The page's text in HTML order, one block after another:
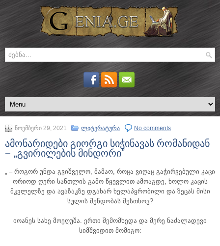
ნოემბერი 29, 2021 ლიტერატურა No comments
ამონარიდები გიორგი სიჭინავას რომანიდან
– „გვირილების მინდორი”
„ – როგორ უნდა გვიშველო, მამაო, როცა ვიღაც გაჭირვებული კაცი
ორიოდ ღერი სანთლის გამო წყევლით ამოაგდე, ხოლო კაცის
მკვლელზე და ავაზაკზე დგახარ ხელაპყრობილი და ზეცას მისი
სულის შენდობას შესთხოვ?
იოანეს სახე მოეღუშა. ერთი შემომხედა და მერე ნაძალადევი
სიმშვიდით მომიგო: